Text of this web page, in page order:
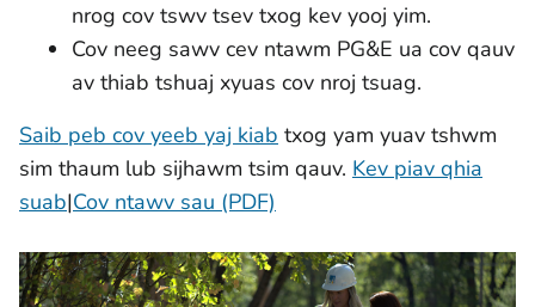
nrog cov tswv tsev txog kev yooj yim.
Cov neeg sawv cev ntawm PG&E ua cov qauv
av thiab tshuaj xyuas cov nroj tsuag.
Saib peb cov yeeb yaj kiab txog yam yuav tshwm
sim thaum lub sijhawm tsim qauv. Kev piav qhia
suab|Cov ntawv sau (PDF)